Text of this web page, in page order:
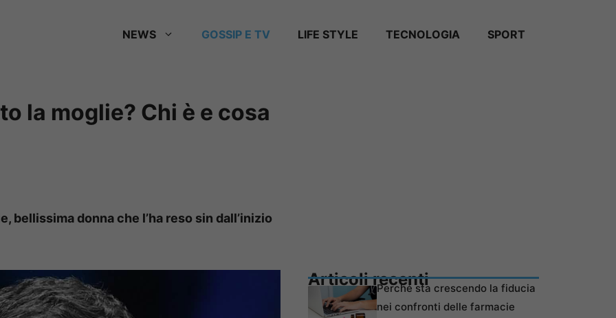
NEWS GOSSIP E TV LIFE STYLE TECNOLOGIA SPORT
la moglie? Chi è e cosa
bellissima donna che l’ha reso sin dall’inizio
Articoli recentiPerché sta crescendo la fiducia
nei confronti delle farmacie